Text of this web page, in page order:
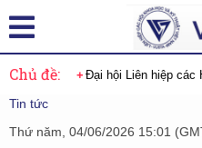
Chủ đề: Đại hội Liên hiệp các
Tin tức
Thứ năm, 04/06/2026 15:01